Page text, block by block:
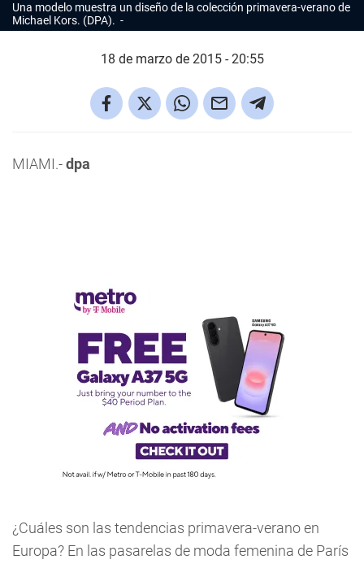
Una modelo muestra un diseño de la colección primavera-verano de
Michael Kors. (DPA).
18 de marzo de 2015 - 20:55
MIAMI.-dpa
¿Cuáles son las tendencias primavera-verano en
Europa? En las pasarelas de moda femenina de París